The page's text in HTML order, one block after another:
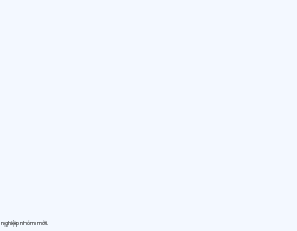
nhóm mới.